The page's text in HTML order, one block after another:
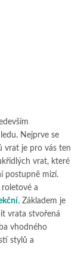
Nejprve se
vrat je pro vás ten
vrat, které
postupně mizí.
a
. Základem je
vrata stvořená
vhodného
stylů a